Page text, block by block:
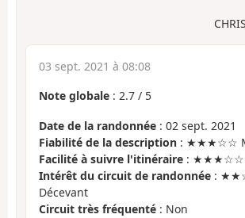
03 sept. 2021 à 08:08
Note globale : 2.7 / 5
Date de la randonnée : 02 sept. 2021
Fiabilité de la description : ★★★☆☆
Facilité à suivre l'itinéraire : ★★★☆☆
Intérêt du circuit de randonnée :
Décevant
Circuit très fréquenté : Non